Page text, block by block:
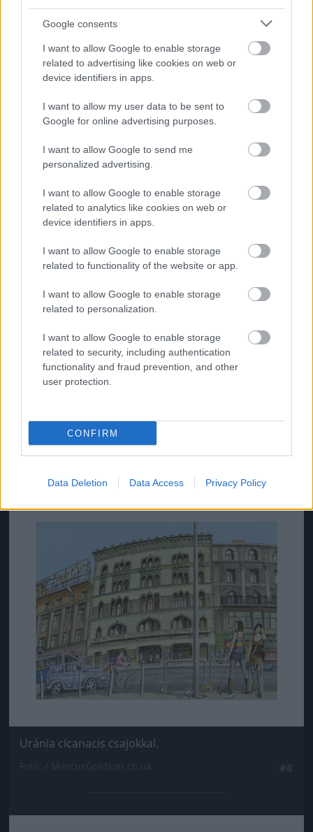
Google consents
I want to allow Google to enable storage
related to advertising like cookies on web or
device identifiers in apps.
I want to allow my user data to be sent to
Google for online advertising purposes.
I want to allow Google to send me
personalized advertising.
I want to allow Google to enable storage
related to analytics like cookies on web or
device identifiers in apps.
I want to allow Google to enable storage
related to functionality of the website or app.
I want to allow Google to enable storage
related to personalization.
I want to allow Google to enable storage
related to security, including authentication
functionality and fraud prevention, and other
user protection.
CONFIRM
Data Deletion Data Access Privacy Policy
Jön még kép!
Nagy Diófa utca vidám zsidó fickóval.
Fotó: / MarcusGoldson.co.uk
Jön még kép!
Uránia cicanacis csajokkal.